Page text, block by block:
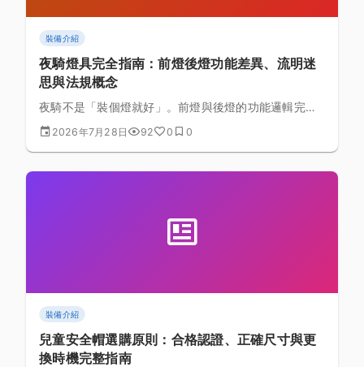
裝備介紹
夜騎燈具完全指南：前燈後燈功能差異、流明迷
思與法規概念
夜騎不是「裝個燈就好」。前燈與後燈的功能邏輯完全
不同、流明數字背後容易被誤解的迷思、以及配戴照明
設備的法規概念，這篇文章從原理帶你建立正確的夜騎
2026年7月28日 92 0 0
裝備介紹
兒童安全帽選購原則：合格認證、正確尺寸與更
換時機完整指南